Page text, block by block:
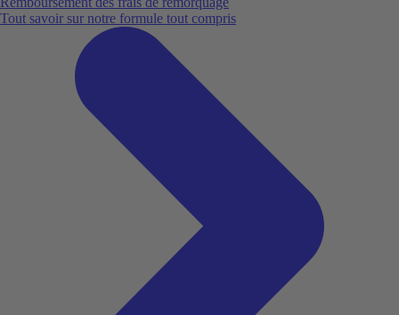
Tout savoir sur notre formule tout compris